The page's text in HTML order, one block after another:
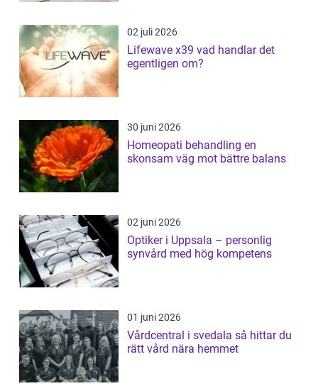
02 juli 2026
Lifewave x39 vad handlar det
egentligen om?
30 juni 2026
Homeopati behandling en
skonsam väg mot bättre balans
02 juni 2026
Optiker i Uppsala – personlig
synvård med hög kompetens
01 juni 2026
Vårdcentral i svedala så hittar du
rätt vård nära hemmet